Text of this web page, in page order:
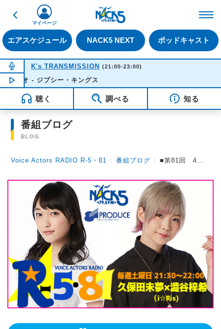
戻る
エアスケジュール NACK5 NEXT ポッドキャスト
マイページ
NOW ON AIR
K's TRANSMISSION (21:00-23:00)
NOW PLAYING21:55
オ - ジプシー・キングス
聴く 調べる 知る
番組ブログ
BLOG
Voice Actors RADIO R-5・81 〉番組ブログ 〉■第81回 4月17日（土）放送。●半年振りにスタジオに戻りました。